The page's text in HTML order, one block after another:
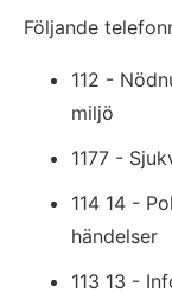
Följande
112 -
miljö
1177 -
114 14 -
händelser
113 13 -